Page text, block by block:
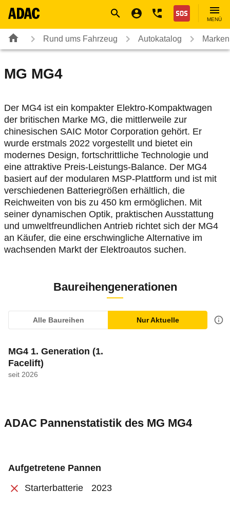
Nothilfe
MENÜ
Rund ums Fahrzeug Autokatalog
MG MG4
Der MG4 ist ein kompakter Elektro-Kompaktwagen
der britischen Marke MG, die mittlerweile zur
chinesischen SAIC Motor Corporation gehört. Er
wurde erstmals 2022 vorgestellt und bietet ein
modernes Design, fortschrittliche Technologie und
eine attraktive Preis-Leistungs-Balance. Der MG4
basiert auf der modularen MSP-Plattform und ist mit
verschiedenen Batteriegrößen erhältlich, die
Reichweiten von bis zu 450 km ermöglichen. Mit
seiner dynamischen Optik, praktischen Ausstattung
und umweltfreundlichen Antrieb richtet sich der MG4
an Käufer, die eine erschwingliche Alternative im
wachsenden Markt der Elektroautos suchen.
Baureihengenerationen
Alle Baureihen Nur Aktuelle
MG4 1. Generation (1.
Facelift)
seit 2026
ADAC Pannenstatistik des MG MG4
Aufgetretene Pannen
Starterbatterie
2023